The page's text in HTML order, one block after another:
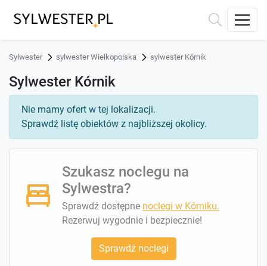
Sylwester sylwester Wielkopolska sylwester Kórnik
Sylwester Kórnik
Nie mamy ofert w tej lokalizacji.
Sprawdź listę obiektów z najbliższej okolicy.
Szukasz noclegu na
Sylwestra?
Sprawdź dostępne noclegi w Kórniku.
Rezerwuj wygodnie i bezpiecznie!
Sprawdź noclegi